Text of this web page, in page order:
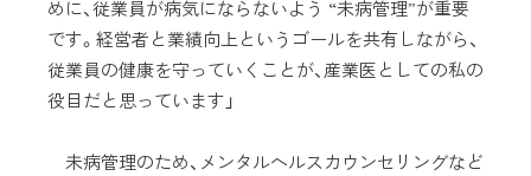
めに、従業員が病気にならないよう “未病管理”が重要
です。経営者と業績向上というゴールを共有しながら、
従業員の健康を守っていくことが、産業医としての私の
役目だと思っています」
未病管理のため、メンタルヘルスカウンセリングなど